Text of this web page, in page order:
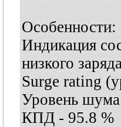
Особенности:
Индикация
низкого
Surge rating
Уровень
КПД - 95.8 %